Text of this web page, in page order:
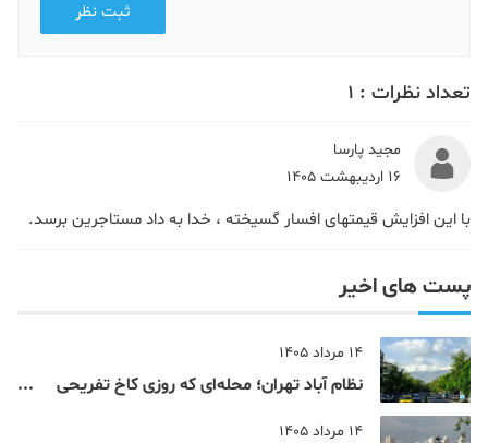
ثبت نظر
تعداد نظرات : 1
مجید پارسا
16 اردیبهشت 1405
با این افزایش قیمتهای افسار گسیخته ، خدا به داد مستاجرین برسد.
پست های اخیر
14 مرداد 1405
نظام‌ آباد تهران؛ محله‌ای که روزی کاخ تفریحی
14 مرداد 1405